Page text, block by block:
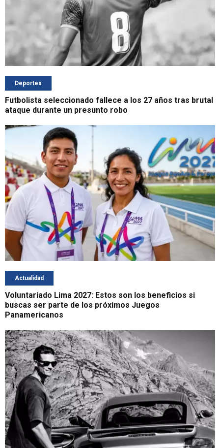
Deportes
Futbolista seleccionado fallece a los 27 años tras brutal
ataque durante un presunto robo
Actualidad
Voluntariado Lima 2027: Estos son los beneficios si
buscas ser parte de los próximos Juegos
Panamericanos